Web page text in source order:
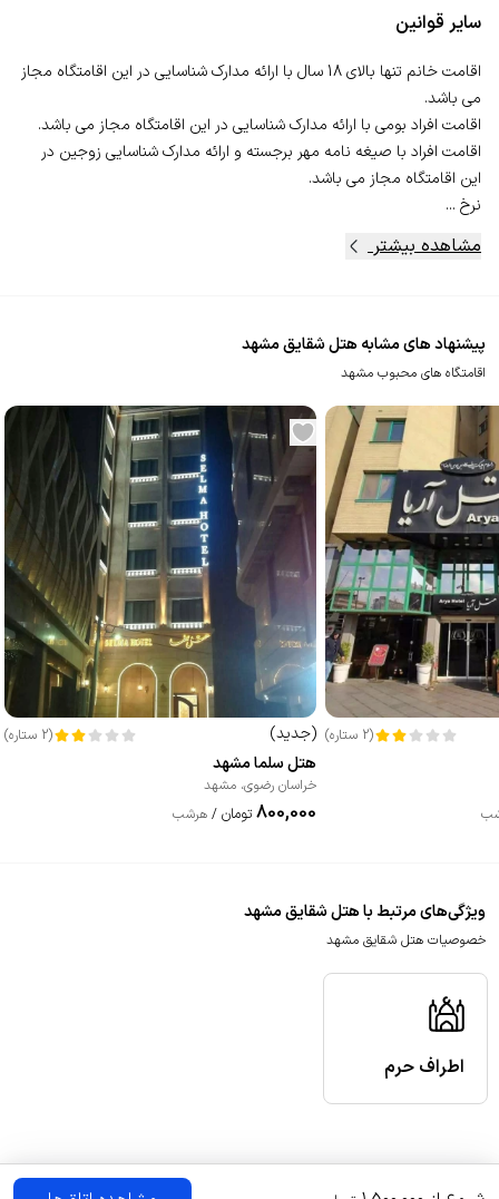
سایر قوانین
اقامت خانم تنها بالای 18 سال با ارائه مدارک شناسایی در این اقامتگاه مجاز
اقامت افراد با صیغه نامه مهر برجسته و ارائه مدارک شناسایی زوجین در
نرخ ...
مشاهده بیشتر
پیشنهاد های مشابه هتل شقایق مشهد
اقامتگاه های محبوب مشهد
(
2 ستاره)
(جدید)
(
2 ستاره)
هتل سلما مشهد
خراسان رضوی، مشهد
800,000 تومان / هرشب
ویژگی‌های مرتبط با هتل شقایق مشهد
خصوصیات هتل شقایق مشهد
اطراف حرم